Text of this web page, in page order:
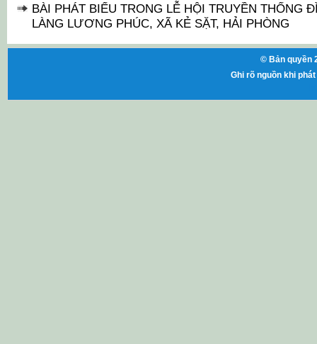
BÀI PHÁT BIỂU TRONG LỄ HỘI TRUYỀN THỐNG
LÀNG LƯƠNG PHÚC, XÃ KẺ SẶT, HẢI PHÒNG
© Bản quyền
Ghi rõ nguồn khi